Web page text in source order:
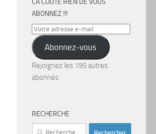
CA COÛTE RIEN DE VOUS
ABONNEZ !!!
Votre
adresse
e-
mail
Abonnez-vous
Rejoignez les 195 autres
abonnés
RECHERCHE
Rechercher :